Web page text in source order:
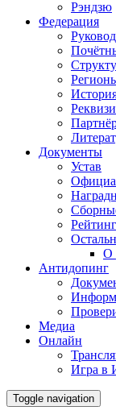
Рэндзю
Федерация
Документы
Устав
О
Антидопинг
Медиа
Онлайн
Игра в
Toggle navigation